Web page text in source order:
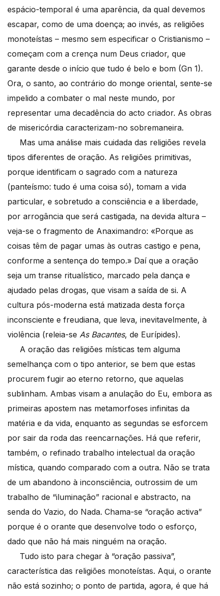
espácio-temporal é uma aparência, da qual devemos
escapar, como de uma doença; ao invés, as religiões
monoteístas – mesmo sem especificar o Cristianismo –
começam com a crença num Deus criador, que
garante desde o início que tudo é belo e bom (Gn 1).
Ora, o santo, ao contrário do monge oriental, sente-se
impelido a combater o mal neste mundo, por
representar uma decadência do acto criador. As obras
de misericórdia caracterizam-no sobremaneira.
Mas uma análise mais cuidada das religiões revela
tipos diferentes de oração. As religiões primitivas,
porque identificam o sagrado com a natureza
(panteísmo: tudo é uma coisa só), tomam a vida
particular, e sobretudo a consciência e a liberdade,
por arrogância que será castigada, na devida altura –
veja-se o fragmento de Anaximandro: «Porque as
coisas têm de pagar umas às outras castigo e pena,
conforme a sentença do tempo.» Daí que a oração
seja um transe ritualístico, marcado pela dança e
ajudado pelas drogas, que visam a saída de si. A
cultura pós-moderna está matizada desta força
inconsciente e freudiana, que leva, inevitavelmente, à
violência (releia-se As Bacantes, de Eurípides).
A oração das religiões místicas tem alguma
semelhança com o tipo anterior, se bem que estas
procurem fugir ao eterno retorno, que aquelas
sublinham. Ambas visam a anulação do Eu, embora as
primeiras apostem nas metamorfoses infinitas da
matéria e da vida, enquanto as segundas se esforcem
por sair da roda das reencarnações. Há que referir,
também, o refinado trabalho intelectual da oração
mística, quando comparado com a outra. Não se trata
de um abandono à inconsciência, outrossim de um
trabalho de “iluminação” racional e abstracto, na
senda do Vazio, do Nada. Chama-se “oração activa”
porque é o orante que desenvolve todo o esforço,
dado que não há mais ninguém na oração.
Tudo isto para chegar à “oração passiva”,
característica das religiões monoteístas. Aqui, o orante
não está sozinho; o ponto de partida, agora, é que há